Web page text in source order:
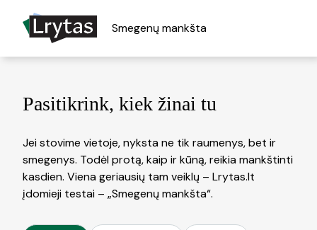
Smegenų mankšta
Pasitikrink, kiek žinai tu
Jei stovime vietoje, nyksta ne tik raumenys, bet ir
smegenys. Todėl protą, kaip ir kūną, reikia mankštinti
kasdien. Viena geriausių tam veiklų – Lrytas.lt
įdomieji testai – „Smegenų mankšta“.